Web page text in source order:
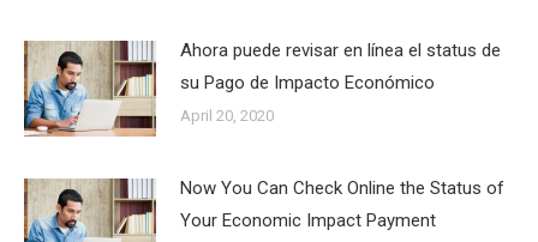
Ahora puede revisar en línea el status de
su Pago de Impacto Económico
April 20, 2020
Now You Can Check Online the Status of
Your Economic Impact Payment